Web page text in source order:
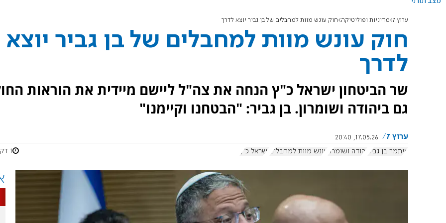
ערוץ 7 מדיניות ופוליטיקה חוק עונש מוות למחבלים של בן גביר יוצא לדרך
חוק עונש מוות למחבלים של בן גביר יוצא
לדרך
שר הביטחון ישראל כ"ץ הנחה את צה"ל ליישם מיידית את הוראות
גם ביהודה ושומרון. בן גביר: "הבטחנו וקיימנו"
ערוץ 7
17.05.26, 20:40
איתמר בן גביר
יהודה ושומרון עונש מוות למחבלים ישראל כ"ץ 1 דקות